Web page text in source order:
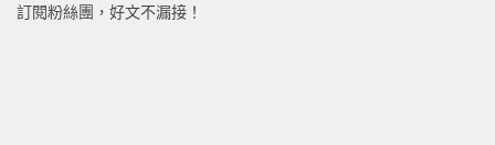
訂閱粉絲團，好文不漏接！